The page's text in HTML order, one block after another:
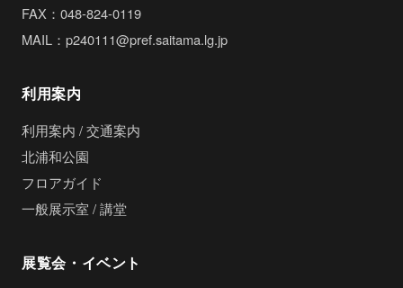
FAX：048-824-0119
MAIL：p240111@pref.saitama.lg.jp
利用案内
利用案内 / 交通案内
北浦和公園
フロアガイド
一般展示室 / 講堂
展覧会・イベント